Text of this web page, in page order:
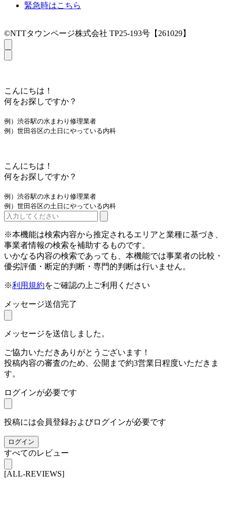
緊急時はこちら
©NTTタウンページ株式会社 TP25-193号【261029】
こんにちは！
何をお探しですか？
例）渋谷駅の水まわり修理業者
例）世田谷区の土日にやっている内科
こんにちは！
何をお探しですか？
例）渋谷駅の水まわり修理業者
例）世田谷区の土日にやっている内科
※本機能は検索内容から推定されるエリアと業種に基づき、
事業者情報の検索を補助するものです。
いかなる内容の検索であっても、本機能では事業者の比較・
優劣評価・断定的判断・専門的判断は行いません。
※利用規約をご確認の上ご利用ください
メッセージ送信完了
メッセージを送信しました。
ご協力いただきありがとうございます！
投稿内容の審査のため、公開まで約3営業日程度いただきま
す。
ログインが必要です
投稿には会員登録およびログインが必要です
ログイン
すべてのレビュー
[ALL-REVIEWS]